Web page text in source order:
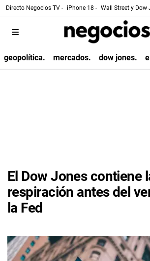
Directo Negocios TV - iPhone 18 - Wall Street y Dow
geopolítica. mercados. dow jones.
El Dow Jones contiene
respiración antes del
la Fed